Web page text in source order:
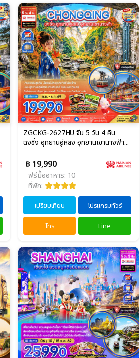
ZGCKG-2627HU จีน 5 วัน 4 คืน
ฉงชิ่ง อุทยานอู่หลง อุทยานเขานางฟ้า...
฿ 19,990
ฟรีมื้ออาหาร: 10
ที่พัก:
เปรียบเทียบ โปรแกรมทัวร์
โทร Line